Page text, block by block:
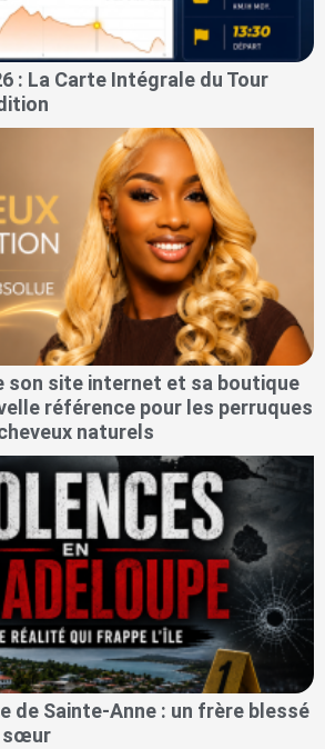
: La Carte Intégrale du Tour
son site internet et sa boutique
référence pour les perruques
naturels
de Sainte-Anne : un frère blessé
sœur